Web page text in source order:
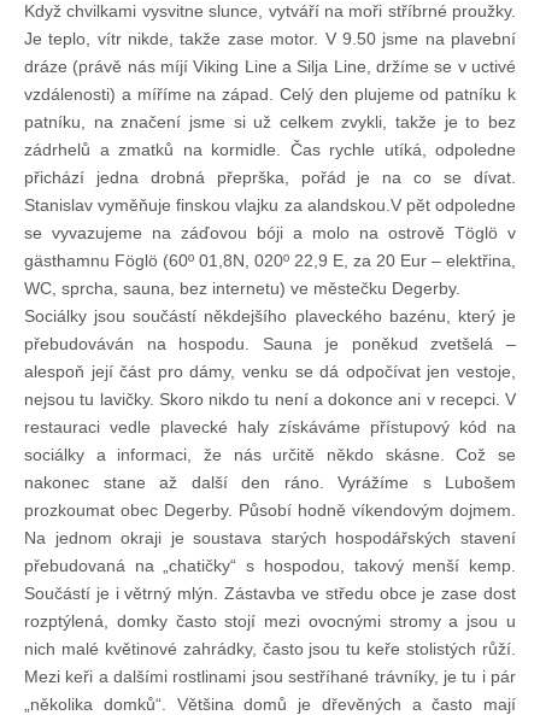
Když chvilkami vysvitne slunce, vytváří na moři stříbrné proužky.
Je teplo, vítr nikde, takže zase motor. V 9.50 jsme na plavební
dráze (právě nás míjí Viking Line a Silja Line, držíme se v uctivé
vzdálenosti) a míříme na západ. Celý den plujeme od patníku k
patníku, na značení jsme si už celkem zvykli, takže je to bez
zádrhelů a zmatků na kormidle. Čas rychle utíká, odpoledne
přichází jedna drobná přeprška, pořád je na co se dívat.
Stanislav vyměňuje finskou vlajku za alandskou.V pět odpoledne
se vyvazujeme na záďovou bóji a molo na ostrově Töglö v
gästhamnu Föglö (60º 01,8N, 020º 22,9 E, za 20 Eur – elektřina,
WC, sprcha, sauna, bez internetu) ve městečku Degerby.
Sociálky jsou součástí někdejšího plaveckého bazénu, který je
přebudováván na hospodu. Sauna je poněkud zvetšelá –
alespoň její část pro dámy, venku se dá odpočívat jen vestoje,
nejsou tu lavičky. Skoro nikdo tu není a dokonce ani v recepci. V
restauraci vedle plavecké haly získáváme přístupový kód na
sociálky a informaci, že nás určitě někdo skásne. Což se
nakonec stane až další den ráno. Vyrážíme s Lubošem
prozkoumat obec Degerby. Působí hodně víkendovým dojmem.
Na jednom okraji je soustava starých hospodářských stavení
přebudovaná na „chatičky“ s hospodou, takový menší kemp.
Součástí je i větrný mlýn. Zástavba ve středu obce je zase dost
rozptýlená, domky často stojí mezi ovocnými stromy a jsou u
nich malé květinové zahrádky, často jsou tu keře stolistých růží.
Mezi keři a dalšími rostlinami jsou sestříhané trávníky, je tu i pár
„několika domků“. Většina domů je dřevěných a často mají